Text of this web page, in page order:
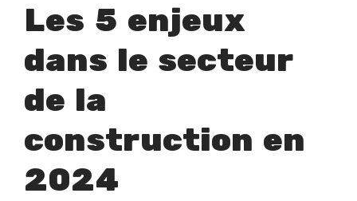
Les 5 enjeux
dans le secteur
de la
construction en
2024